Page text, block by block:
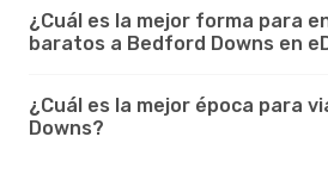
¿Cuál es la mejor forma para
baratos a Bedford Downs en
¿Cuál es la mejor época para
Downs?